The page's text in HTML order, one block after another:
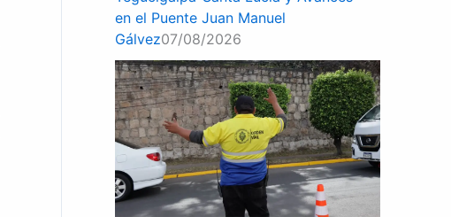
en el Puente Juan Manuel
Gálvez07/08/2026